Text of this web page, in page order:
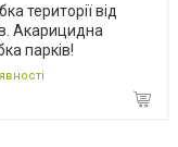
території від
Акарицидна
парків!